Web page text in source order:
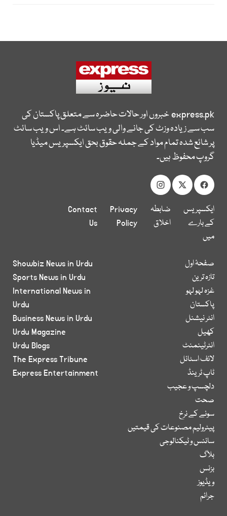
express.pkخبروں اور حالات حاضرہ سے متعلق پاکستان کی
سب سے زیادہ وزٹ کی جانے والی ویب سائٹ ہے۔ اس ویب سائٹ
پر شائع شدہ تمام مواد کے جملہ حقوق بحق ایکسپریس میڈیا
گروپ محفوظ ہیں۔
ایکسپریس
کے بارے
میں
ضابطہ
اخلاق
Privacy
Policy
Contact
Us
صفحۂ اول
تازہ ترین
غزہ لہو لہو
پاکستان
انٹر نیشنل
کھیل
انٹرٹینمنٹ
لائف اسٹائل
ٹاپ ٹرینڈ
دلچسپ و عجیب
صحت
سونے کے نرخ
پیٹرولیم مصنوعات کی قیمتیں
سائنس و ٹیکنالوجی
بلاگ
بزنس
ویڈیوز
جرائم
Showbiz News in Urdu
Sports News in Urdu
International News in
Urdu
Business News in Urdu
Urdu Magazine
Urdu Blogs
The Express Tribune
Express Entertainment